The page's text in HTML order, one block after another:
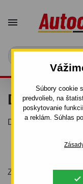
Súbory cookie
predvolieb, na
poskytovanie
a reklám. Súhlas


DOPLNKY
Doplnky pre nosiče
Zobrazuje sa 1-11 z